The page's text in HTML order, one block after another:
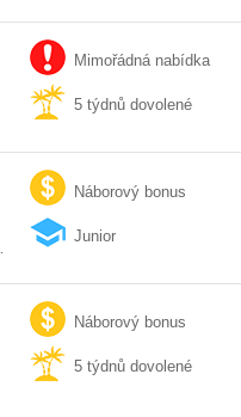
Mimořádná nabídka
5 týdnů dovolené
Náborový bonus
Junior
Náborový bonus
5 týdnů dovolené